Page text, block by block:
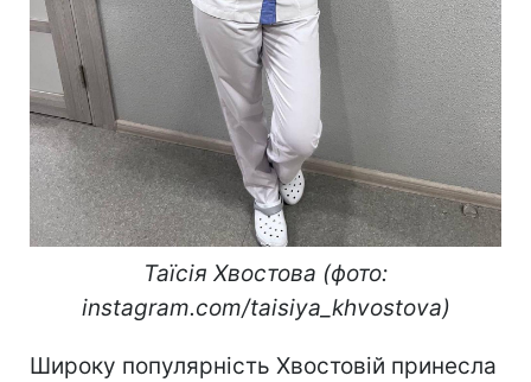
Таїсія Хвостова (фото:
instagram.com/taisiya_khvostova)
Широку популярність Хвостовій принесла